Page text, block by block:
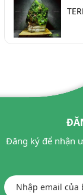
Đăng ký để nhận